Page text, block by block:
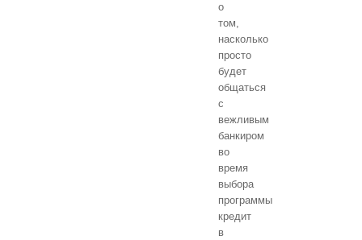
о
том,
насколько
просто
будет
общаться
с
вежливым
банкиром
во
время
выбора
программы
кредит
в